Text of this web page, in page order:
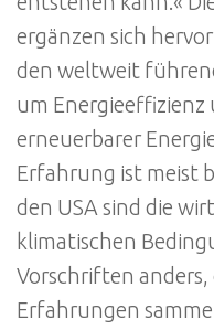
ergänzen sich
den weltweit
um Energieeffizienz
erneuerbarer
Erfahrung ist meist
den USA sind die
klimatischen
Vorschriften
Erfahrungen